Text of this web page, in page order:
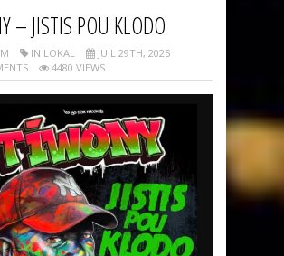
– JISTIS POU KLODO
IN LOKAL
JUIL 29TH, 2025
4480 VIEWS